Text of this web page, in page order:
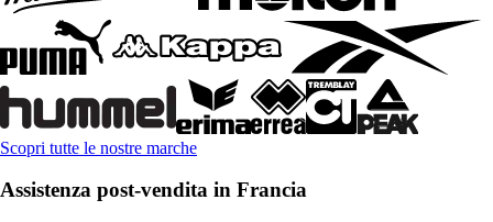
Scopri tutte le nostre marche
Assistenza post-vendita in Francia